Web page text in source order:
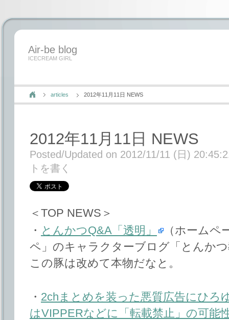
Air-be blog
ICECREAM GIRL
articles 2012年11月11日 NEWS
2012年11月11日 NEWS
Posted/Updated on 2012/11/11 (日)
トを書く
＜TOP NEWS＞
・ とんかつQ&A「透明」
（ホームペ
ペ」のキャラクターブログ「とんか
この豚は改めて本物だなと。
・ 2chまとめを装った悪質広告にひろ
はVIPPERなどに「転載禁止」の可能